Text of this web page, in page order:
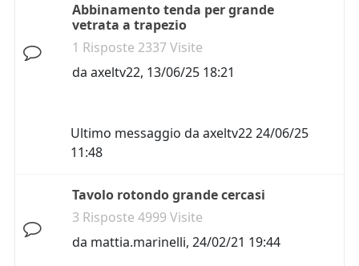
Abbinamento tenda per grande
vetrata a trapezio
1 Risposte 2337 Visite
da axeltv22, 13/06/25 18:21
Ultimo messaggio da axeltv2224/06/25
11:48
Tavolo rotondo grande cercasi
3 Risposte 4999 Visite
da mattia.marinelli, 24/02/21 19:44